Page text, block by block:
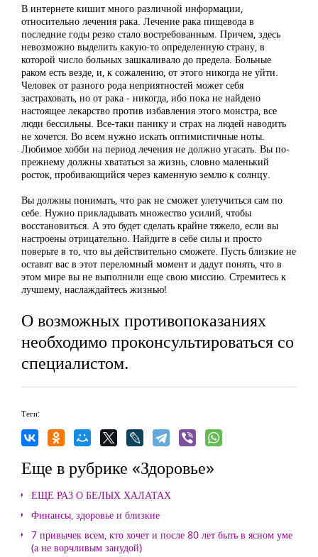
В интернете кишит много различной информации,
относительно лечения рака. Лечение рака пищевода в
последние годы резко стало востребованным. Причем, здесь
невозможно выделить какую-то определенную страну, в
которой число больных зашкаливало до предела. Больные
раком есть везде, и, к сожалению, от этого никогда не уйти.
Человек от разного рода неприятностей может себя
застраховать, но от рака - никогда, ибо пока не найдено
настоящее лекарство против избавления этого монстра, все
люди бессильны. Все-таки панику и страх на людей наводить
не хочется. Во всем нужно искать оптимистичные ноты.
Любимое хобби на период лечения не должно угасать. Вы по-
прежнему должны хвататься за жизнь, словно маленький
росток, пробивающийся через каменную землю к солнцу.
Вы должны понимать, что рак не сможет улетучиться сам по
себе. Нужно прикладывать множество усилий, чтобы
восстановиться. А это будет сделать крайне тяжело, если вы
настроены отрицательно. Найдите в себе силы и просто
поверьте в то, что вы действительно сможете. Пусть близкие не
оставят вас в этот переломный момент и дадут понять, что в
этом мире вы не выполнили еще свою миссию. Стремитесь к
лучшему, наслаждайтесь жизнью!
О возможных противопоказаниях
необходимо проконсультироваться со
специалистом.
Теги:
Еще в рубрике «Здоровье»
ЕЩЕ РАЗ О БЕЛЫХ ХАЛАТАХ
Финансы, здоровье и близкие
7 привычек всем, кто хочет и после 80 лет быть в ясном уме
(а не ворчливым занудой)